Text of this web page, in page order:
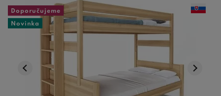
Doporučujeme
Novinka